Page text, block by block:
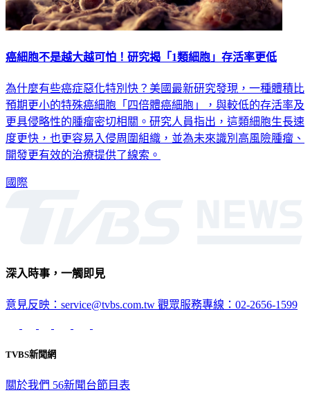
癌細胞不是越大越可怕！研究揭「1類細胞」存活率更低
為什麼有些癌症惡化特別快？美國最新研究發現，一種體積比
預期更小的特殊癌細胞「四倍體癌細胞」，與較低的存活率及
更具侵略性的腫瘤密切相關。研究人員指出，這類細胞生長速
度更快，也更容易入侵周圍組織，並為未來識別高風險腫瘤、
開發更有效的治療提供了線索。
國際
深入時事，一觸即見
意見反映：service@tvbs.com.tw 觀眾服務專線：02-2656-1599
TVBS新聞網
關於我們 56新聞台節目表